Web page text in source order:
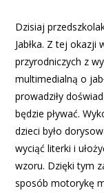
Dzisiaj
Jabłka. Z tej okazji
przyrodniczych z
multimedialną o
prowadziły
będzie pływać.
dzieci było
wyciąć literki i
wzoru. Dzięki tym
sposób motorykę